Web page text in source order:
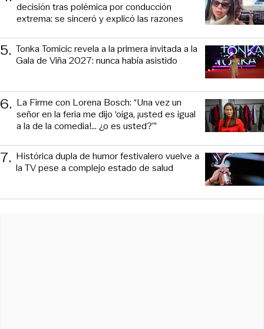
decisión tras polémica por conducción
extrema: se sinceró y explicó las razones
5. Tonka Tomicic revela a la primera invitada a la
Gala de Viña 2027: nunca había asistido
6. La Firme con Lorena Bosch: “Una vez un
señor en la feria me dijo ‘oiga, ¡usted es igual
a la de la comedia!... ¿o es usted?’”
7. Histórica dupla de humor festivalero vuelve a
la TV pese a complejo estado de salud